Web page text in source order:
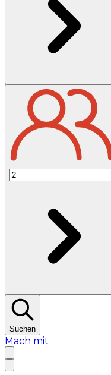
Suchen
Mach mit